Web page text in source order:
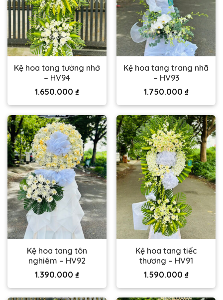
Kệ hoa tang tưởng nhớ
– HV94
1.650.000 ₫
Kệ hoa tang trang nhã
– HV93
1.750.000 ₫
Kệ hoa tang tôn
nghiêm – HV92
1.390.000 ₫
Kệ hoa tang tiếc
thương – HV91
1.590.000 ₫